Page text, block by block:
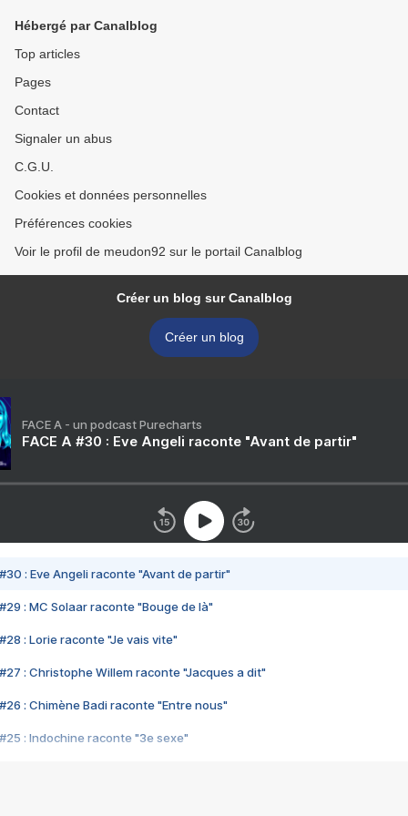
Hébergé par Canalblog
Top articles
Pages
Contact
Signaler un abus
C.G.U.
Cookies et données personnelles
Préférences cookies
Voir le profil de meudon92 sur le portail Canalblog
Créer un blog sur Canalblog
Créer un blog
FACE A - un podcast Purecharts
FACE A #30 : Eve Angeli raconte "Avant de partir"
#30 : Eve Angeli raconte "Avant de partir"
#29 : MC Solaar raconte "Bouge de là"
#28 : Lorie raconte "Je vais vite"
#27 : Christophe Willem raconte "Jacques a dit"
#26 : Chimène Badi raconte "Entre nous"
#25 : Indochine raconte "3e sexe"